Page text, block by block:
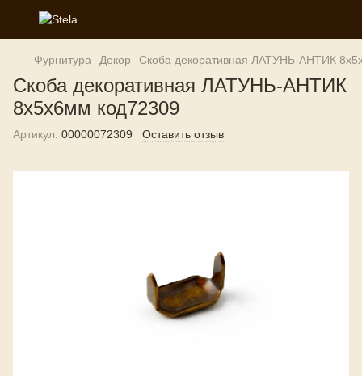
Фурнитура Декор Скоба декоративная ЛАТУНЬ-АНТИК
Скоба декоративная ЛАТУНЬ-АНТИК
8х5х6мм код72309
Артикул: 00000072309 Оставить отзыв